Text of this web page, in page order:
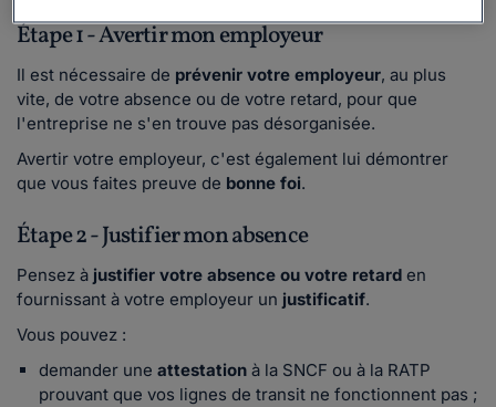
Étape 1 - Avertir mon employeur
Il est nécessaire de prévenir votre employeur, au plus
vite, de votre absence ou de votre retard, pour que
l'entreprise ne s'en trouve pas désorganisée.
Avertir votre employeur, c'est également lui démontrer
que vous faites preuve de bonne foi.
Étape 2 - Justifier mon absence
Pensez à justifier votre absence ou votre retard en
fournissant à votre employeur un justificatif.
Vous pouvez :
demander une attestation à la SNCF ou à la RATP
prouvant que vos lignes de transit ne fonctionnent pas ;